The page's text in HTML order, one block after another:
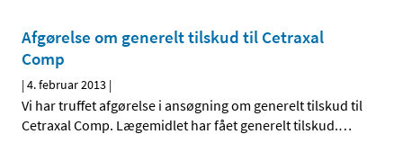
Afgørelse om generelt tilskud til Cetraxal
Comp
|4. februar 2013 |
Vi har truffet afgørelse i ansøgning om generelt tilskud til
Cetraxal Comp. Lægemidlet har fået generelt tilskud.…